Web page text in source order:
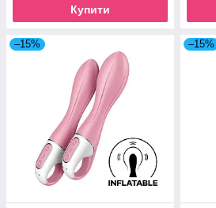
Купити
–15% –15%